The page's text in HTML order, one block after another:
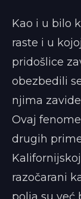
Kao i u bilo
raste i u
pridošlice
obezbedili
njima
Ovaj
drugih
razočarani